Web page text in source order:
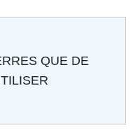
QUE DE